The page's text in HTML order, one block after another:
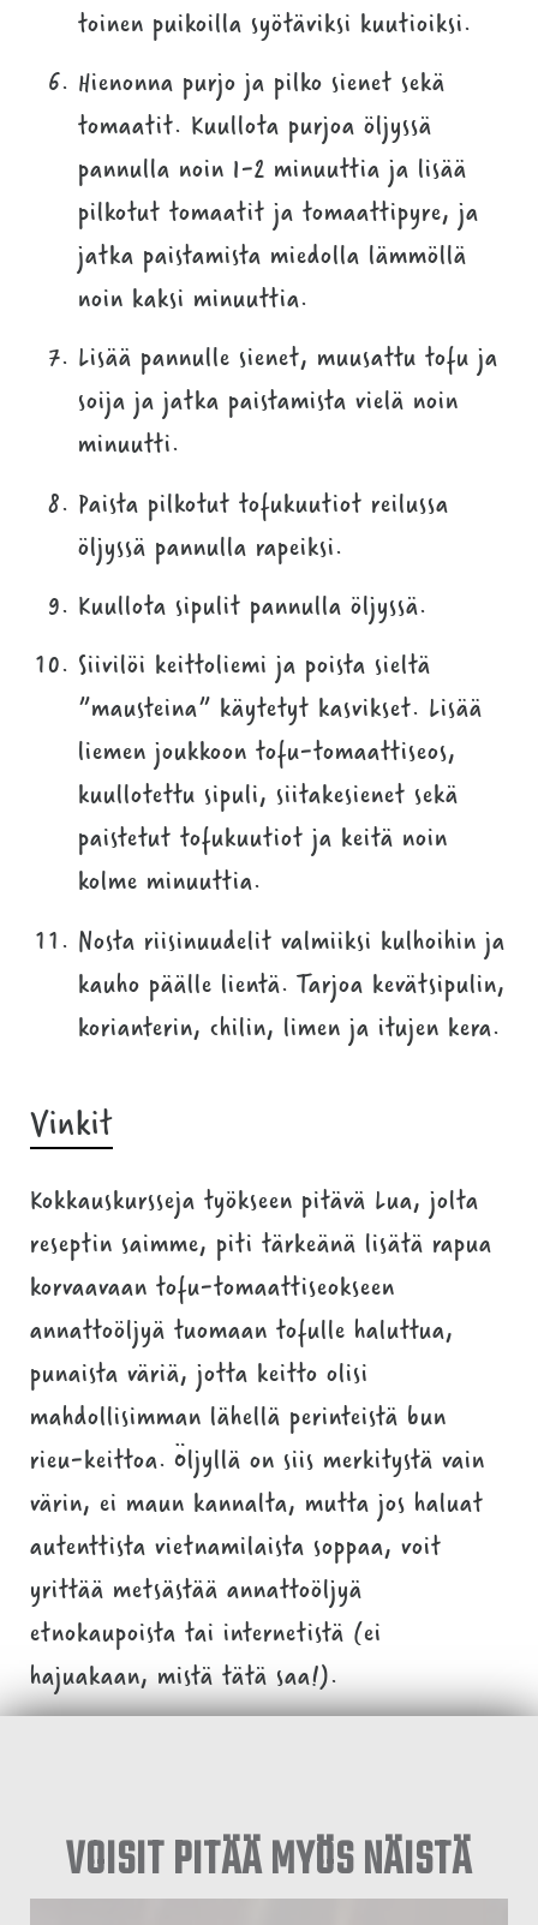
toinen puikoilla syötäviksi kuutioiksi.
Hienonna purjo ja pilko sienet sekä
tomaatit. Kuullota purjoa öljyssä
pannulla noin 1-2 minuuttia ja lisää
pilkotut tomaatit ja tomaattipyre, ja
jatka paistamista miedolla lämmöllä
noin kaksi minuuttia.
Lisää pannulle sienet, muusattu tofu ja
soija ja jatka paistamista vielä noin
minuutti.
Paista pilkotut tofukuutiot reilussa
öljyssä pannulla rapeiksi.
Kuullota sipulit pannulla öljyssä.
Siivilöi keittoliemi ja poista sieltä
”mausteina” käytetyt kasvikset. Lisää
liemen joukkoon tofu-tomaattiseos,
kuullotettu sipuli, siitakesienet sekä
paistetut tofukuutiot ja keitä noin
kolme minuuttia.
Nosta riisinuudelit valmiiksi kulhoihin ja
kauho päälle lientä. Tarjoa kevätsipulin,
korianterin, chilin, limen ja itujen kera.
Vinkit
Kokkauskursseja työkseen pitävä Lua, jolta
reseptin saimme, piti tärkeänä lisätä rapua
korvaavaan tofu-tomaattiseokseen
annattoöljyä tuomaan tofulle haluttua,
punaista väriä, jotta keitto olisi
mahdollisimman lähellä perinteistä bun
rieu-keittoa. Öljyllä on siis merkitystä vain
värin, ei maun kannalta, mutta jos haluat
autenttista vietnamilaista soppaa, voit
yrittää metsästää annattoöljyä
etnokaupoista tai internetistä (ei
hajuakaan, mistä tätä saa!).
VOISIT PITÄÄ MYÖS NÄISTÄ